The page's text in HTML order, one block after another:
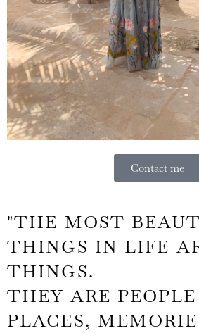
Contact me
"THE MOST
THINGS IN LIFE
THINGS.
THEY ARE
PLACES,